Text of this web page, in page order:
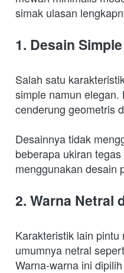
simak ulasan
1. Desain
Salah satu
simple namun
cenderung geometris
Desainnya tidak
beberapa ukiran
menggunakan desain
2. Warna Netral
Karakteristik lain
umumnya netral
Warna-warna ini